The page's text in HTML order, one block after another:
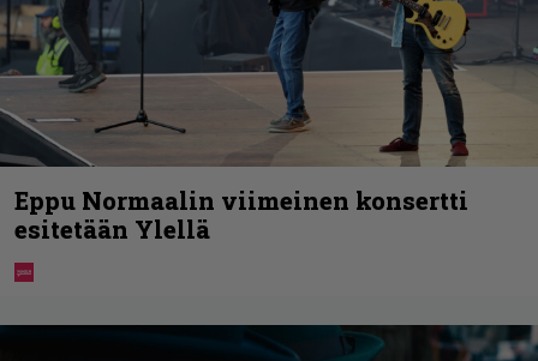
Eppu Normaalin viimeinen konsertti
esitetään Ylellä